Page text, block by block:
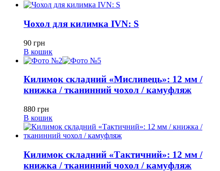
Чохол для килимка IVN: S
90 грн
В кошик
Килимок складний «Мисливець»: 12 мм /
книжка / тканинний чохол / камуфляж
880 грн
В кошик
Килимок складний «Тактичний»: 12 мм /
книжка / тканинний чохол / камуфляж